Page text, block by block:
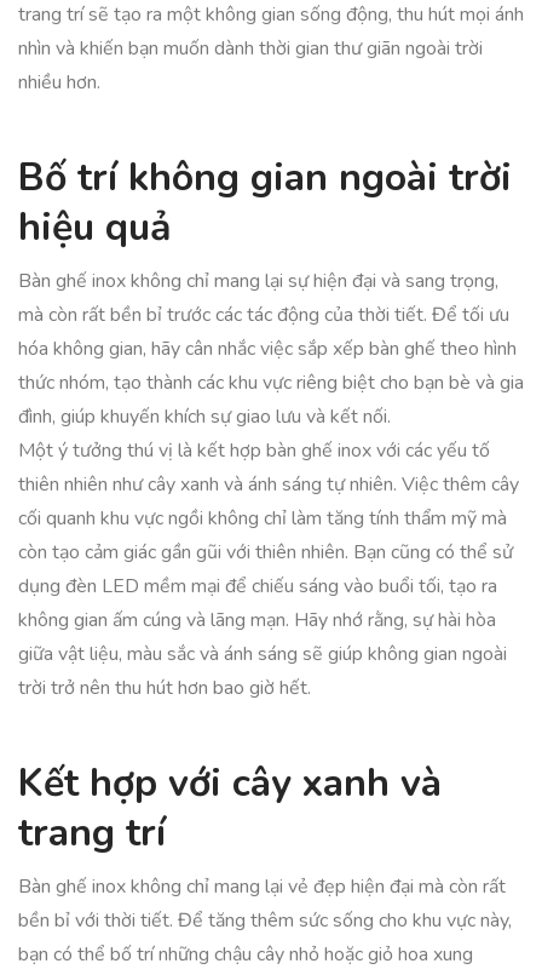
trang trí sẽ tạo ra một không gian sống động, thu hút mọi ánh
nhìn và khiến bạn muốn dành thời gian thư giãn ngoài trời
nhiều hơn.
Bố trí không gian ngoài trời
hiệu quả
Bàn ghế inox không chỉ mang lại sự hiện đại và sang trọng,
mà còn rất bền bỉ trước các tác động của thời tiết. Để tối ưu
hóa không gian, hãy cân nhắc việc sắp xếp bàn ghế theo hình
thức nhóm, tạo thành các khu vực riêng biệt cho bạn bè và gia
đình, giúp khuyến khích sự giao lưu và kết nối.
Một ý tưởng thú vị là kết hợp bàn ghế inox với các yếu tố
thiên nhiên như cây xanh và ánh sáng tự nhiên. Việc thêm cây
cối quanh khu vực ngồi không chỉ làm tăng tính thẩm mỹ mà
còn tạo cảm giác gần gũi với thiên nhiên. Bạn cũng có thể sử
dụng đèn LED mềm mại để chiếu sáng vào buổi tối, tạo ra
không gian ấm cúng và lãng mạn. Hãy nhớ rằng, sự hài hòa
giữa vật liệu, màu sắc và ánh sáng sẽ giúp không gian ngoài
trời trở nên thu hút hơn bao giờ hết.
Kết hợp với cây xanh và
trang trí
Bàn ghế inox không chỉ mang lại vẻ đẹp hiện đại mà còn rất
bền bỉ với thời tiết. Để tăng thêm sức sống cho khu vực này,
bạn có thể bố trí những chậu cây nhỏ hoặc giỏ hoa xung